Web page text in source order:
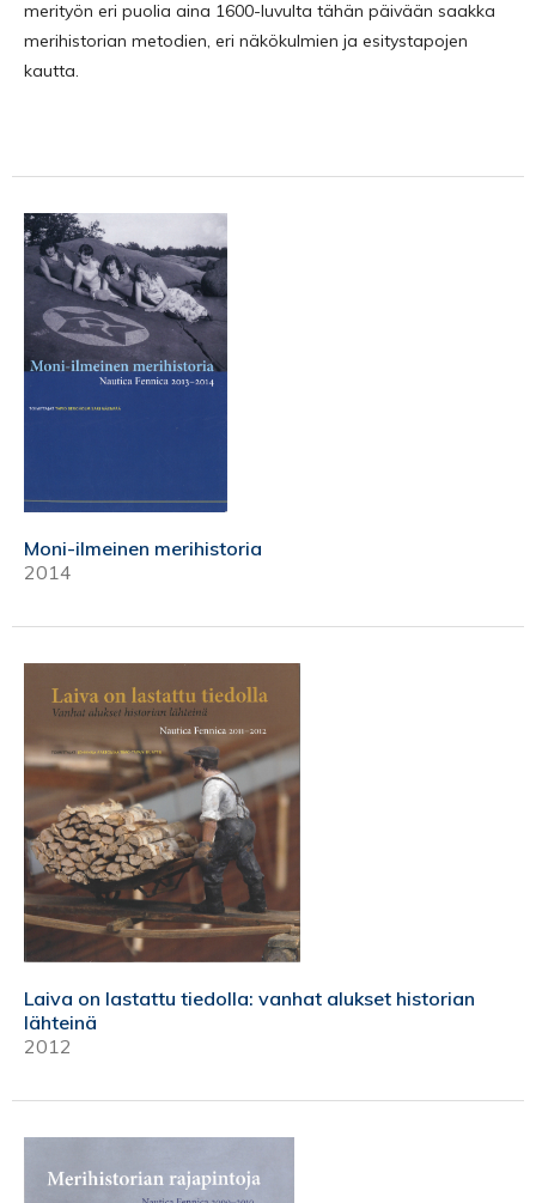
merityön eri puolia aina 1600-luvulta tähän päivään saakka
merihistorian metodien, eri näkökulmien ja esitystapojen
kautta.
Moni-ilmeinen merihistoria
2014
Laiva on lastattu tiedolla: vanhat alukset historian
lähteinä
2012